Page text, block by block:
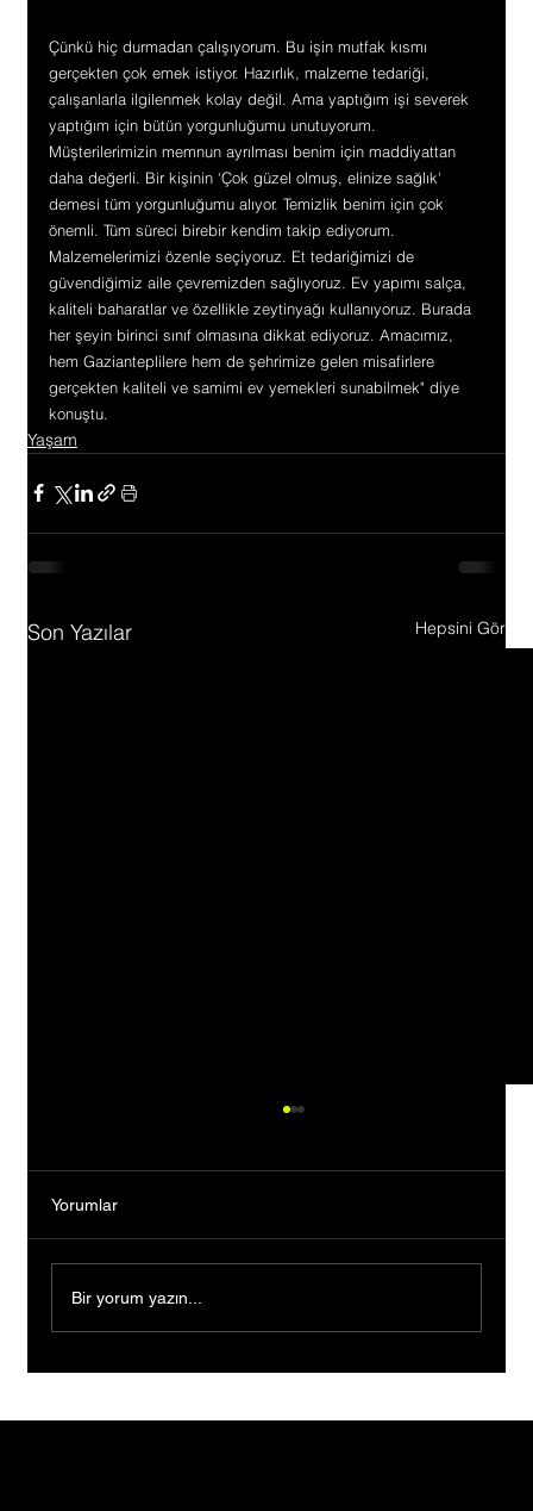
Çünkü hiç durmadan çalışıyorum. Bu işin mutfak kısmı
gerçekten çok emek istiyor. Hazırlık, malzeme tedariği,
çalışanlarla ilgilenmek kolay değil. Ama yaptığım işi severek
yaptığım için bütün yorgunluğumu unutuyorum.
Müşterilerimizin memnun ayrılması benim için maddiyattan
daha değerli. Bir kişinin ‘Çok güzel olmuş, elinize sağlık'
demesi tüm yorgunluğumu alıyor. Temizlik benim için çok
önemli. Tüm süreci birebir kendim takip ediyorum.
Malzemelerimizi özenle seçiyoruz. Et tedariğimizi de
güvendiğimiz aile çevremizden sağlıyoruz. Ev yapımı salça,
kaliteli baharatlar ve özellikle zeytinyağı kullanıyoruz. Burada
her şeyin birinci sınıf olmasına dikkat ediyoruz. Amacımız,
hem Gazianteplilere hem de şehrimize gelen misafirlere
gerçekten kaliteli ve samimi ev yemekleri sunabilmek" diye
konuştu.
Yaşam
Son Yazılar Hepsini Gör
Yorumlar
Bir yorum yazın...